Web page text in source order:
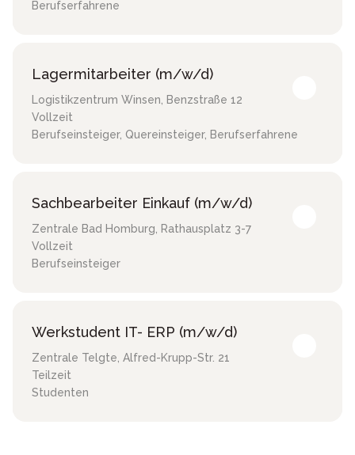
Berufserfahrene
Lagermitarbeiter (m/w/d)
Logistikzentrum Winsen, Benzstraße 12
Vollzeit
Berufseinsteiger, Quereinsteiger, Berufserfahrene
Sachbearbeiter Einkauf (m/w/d)
Zentrale Bad Homburg, Rathausplatz 3-7
Vollzeit
Berufseinsteiger
Werkstudent IT- ERP (m/w/d)
Zentrale Telgte, Alfred-Krupp-Str. 21
Teilzeit
Studenten